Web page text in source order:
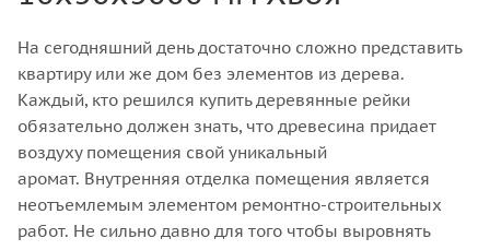
6 шт
Теплопроводность λ10,
0,036
0,037
0,039
Группа горючести
Г4
способность
Д3
На сегодняшний день достаточно сложно представить
квартиру или же дом без элементов из дерева.
Каждый, кто решился купить деревянные рейки
обязательно должен знать, что древесина придает
воздуху помещения свой уникальный
аромат. Внутренняя отделка помещения является
неотъемлемым элементом ремонтно-строительных
работ. Не сильно давно для того чтобы выровнять